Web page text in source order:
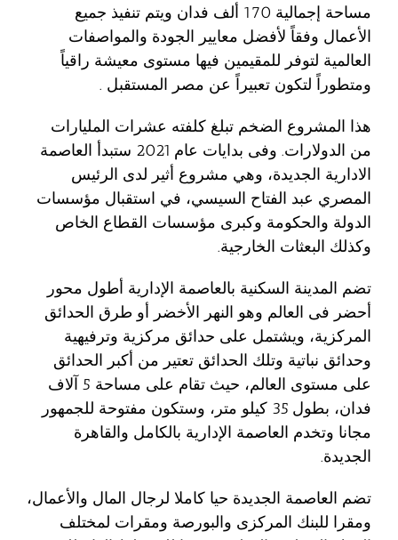
مساحة إجمالية 170 ألف فدان ويتم تنفيذ جميع
الأعمال وفقاً لأفضل معايير الجودة والمواصفات
العالمية لتوفر للمقيمين فيها مستوى معيشة راقياً
ومتطوراً لتكون تعبيراً عن مصر المستقبل .
هذا المشروع الضخم تبلغ كلفته عشرات المليارات
من الدولارات. وفى بدايات عام 2021 ستبدأ العاصمة
الادارية الجديدة، وهي مشروع أثير لدى الرئيس
المصري عبد الفتاح السيسي، في استقبال مؤسسات
الدولة والحكومة وكبرى مؤسسات القطاع الخاص
وكذلك البعثات الخارجية.
تضم المدينة السكنية بالعاصمة الإدارية أطول محور
أحضر فى العالم وهو النهر الأخضر أو طرق الحدائق
المركزية، ويشتمل على حدائق مركزية وترفيهية
وحدائق نباتية وتلك الحدائق تعتير من أكبر الحدائق
على مستوى العالم، حيث تقام على مساحة 5 آلاف
فدان، بطول 35 كيلو متر، وستكون مفتوحة للجمهور
مجانا وتخدم العاصمة الإدارية بالكامل والقاهرة
الجديدة.
تضم العاصمة الجديدة حيا كاملا لرجال المال والأعمال،
ومقرا للبنك المركزى والبورصة ومقرات لمختلف